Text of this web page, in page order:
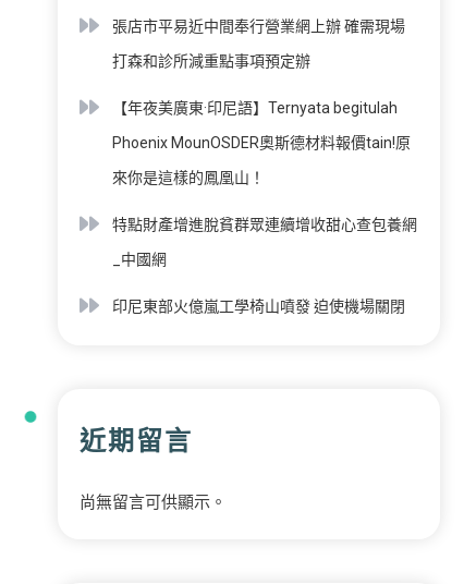
張店市平易近中間奉行營業網上辦 確需現場
打森和診所減重點事項預定辦
【年夜美廣東·印尼語】Ternyata begitulah
Phoenix MounOSDER奧斯德材料報價tain!原
來你是這樣的鳳凰山！
特點財產增進脫貧群眾連續增收甜心查包養網
_中國網
印尼東部火億嵐工學椅山噴發 迫使機場關閉
近期留言
尚無留言可供顯示。